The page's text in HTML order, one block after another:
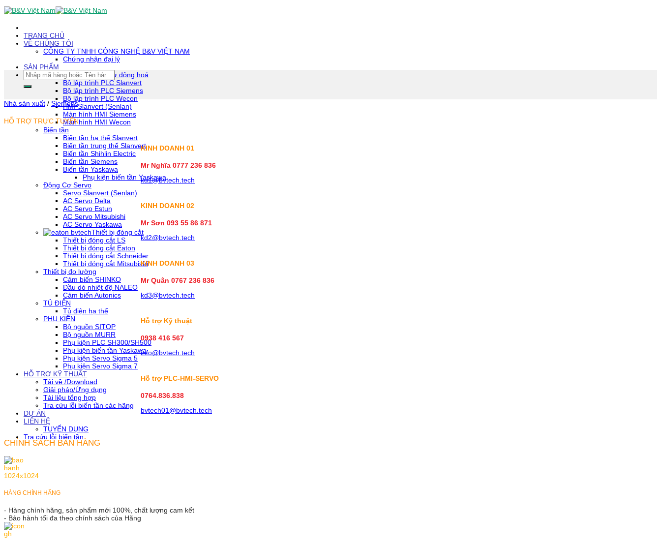
Skip
To
(tạm
dịch)
TRANG CHỦ
VỀ CHÚNG TÔI
CÔNG TY TNHH CÔNG NGHỆ B&V VIỆT NAM
Chứng nhận đại lý
SẢN PHẨM
Thiết bị tự động hoá
Bộ lập trình PLC Slanvert
Bộ lập trình PLC Siemens
Bộ lập trình PLC Wecon
HMI Slanvert (Senlan)
Màn hình HMI Siemens
Màn hình HMI Wecon
Biến tần
Biến tần hạ thế Slanvert
Biến tần trung thế Slanvert
Biến tần Shihlin Electric
Biến tần Siemens
Biến tần Yaskawa
Phụ kiện biến tần Yaskawa
Động Cơ Servo
Servo Slanvert (Senlan)
AC Servo Delta
AC Servo Estun
AC Servo Mitsubishi
AC Servo Yaskawa
Thiết bị đóng cắt
Thiết bị đóng cắt LS
Thiết bị đóng cắt Eaton
Thiết bị đóng cắt Schneider
Thiết bị đóng cắt Mitsubishi
Thiết bị đo lường
Cảm biến SHINKO
Đầu dò nhiệt độ NALEO
Cảm biến Autonics
TỦ ĐIỆN
Tủ điện hạ thế
PHỤ KIỆN
Bộ nguồn SITOP
Bộ nguồn MURR
Phụ kiện PLC SH300/SH500
Phụ kiện biến tần Yaskawa
Phụ kiện Servo Sigma 5
Phụ kiện Servo Sigma 7
HỖ TRỢ KỸ THUẬT
Tải về /Download
Giải pháp/Ứng dụng
Tài liệu tổng hợp
Tra cứu lỗi biến tần các hãng
DỰ ÁN
LIÊN HỆ
TUYỂN DỤNG
Tra cứu lỗi biến tần
Tìm
kiếm:
Nhà sản xuất / Siemens
HỖ TRỢ TRỰC TUYẾN
KINH DOANH 01
Mr Nghĩa 0777 236 836
kd1@bvtech.tech
KINH DOANH 02
Mr Sơn 093 55 86 871
kd2@bvtech.tech
KINH DOANH 03
Mr Quân 0767 236 836
kd3@bvtech.tech
Hỗ trợ Kỹ thuật
0938 416 567
info@bvtech.tech
Hỗ trợ PLC-HMI-SERVO
0764.836.838
bvtech01@bvtech.tech
CHÍNH SÁCH BÁN HÀNG
HÀNG CHÍNH HÃNG
- Hàng chính hãng, sản phẩm mới 100%, chất lượng cam kết
- Bảo hành tối đa theo chính sách của Hãng